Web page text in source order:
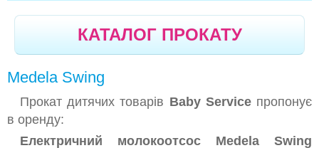
КОЛИСКОВИЙ ЦЕНТР
ФОТОЛАМПА ВІД ЖОВТУШКИ У НЕМОВЛЯТ
РОЗПРОДАЖ
КАТАЛОГ ПРОКАТУ
Medela Swing
Прокат дитячих товарів Baby Serviceпропонує
в оренду:
Електричний молокоотсос Medela Swing